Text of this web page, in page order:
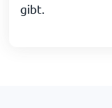
gibt.